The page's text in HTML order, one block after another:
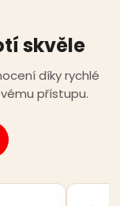
skvěle
díky rychlé
přístupu.